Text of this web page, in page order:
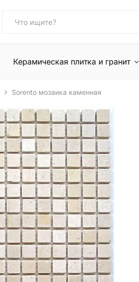
Керамическая плитка и гранит
Sorento мозаика каменная